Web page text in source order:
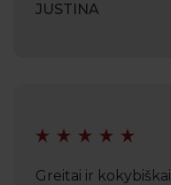
JUSTINA
Greitai ir kokybiškai